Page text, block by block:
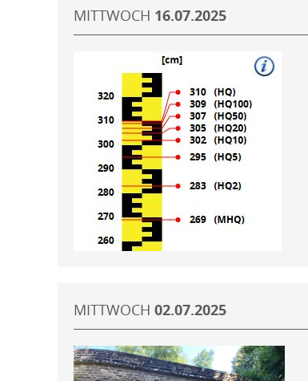
MITTWOCH 16.07.2025
MITTWOCH 02.07.2025